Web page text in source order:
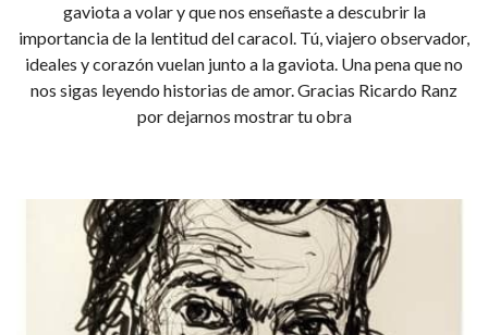
gaviota a volar y que nos enseñaste a descubrir la
importancia de la lentitud del caracol. Tú, viajero observador,
ideales y corazón vuelan junto a la gaviota. Una pena que no
nos sigas leyendo historias de amor. Gracias Ricardo Ranz
por dejarnos mostrar tu obra